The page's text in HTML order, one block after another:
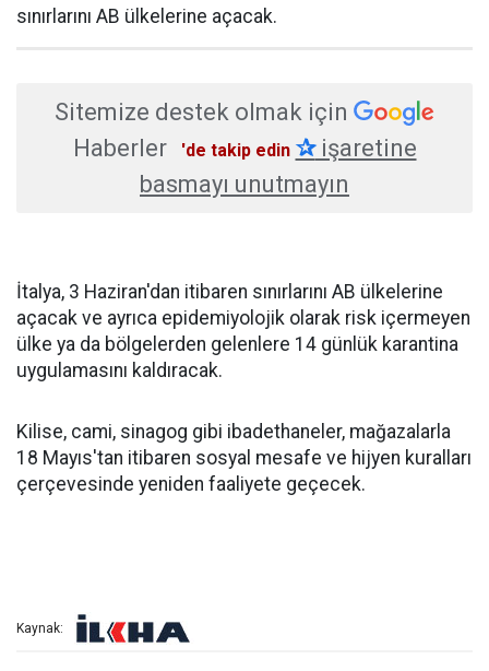
sınırlarını AB ülkelerine açacak.
Sitemize destek olmak için
Haberler
'de takip edin ✰işaretine
basmayı unutmayın
İtalya, 3 Haziran'dan itibaren sınırlarını AB ülkelerine
açacak ve ayrıca epidemiyolojik olarak risk içermeyen
ülke ya da bölgelerden gelenlere 14 günlük karantina
uygulamasını kaldıracak.
Kilise, cami, sinagog gibi ibadethaneler, mağazalarla
18 Mayıs'tan itibaren sosyal mesafe ve hijyen kuralları
çerçevesinde yeniden faaliyete geçecek.
Kaynak: